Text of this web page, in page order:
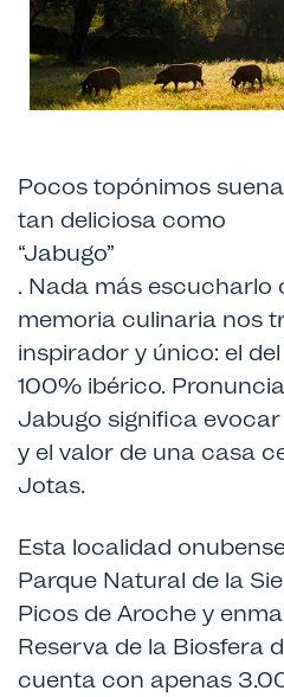
Pocos topónimos
tan deliciosa como
“Jabugo”
. Nada más escucharlo
memoria culinaria nos
inspirador y único: el
100% ibérico.
Jabugo significa
y el valor de una casa
Jotas.
Esta localidad
Parque Natural de la
Picos de Aroche y
Reserva de la Biosfera
cuenta con apenas